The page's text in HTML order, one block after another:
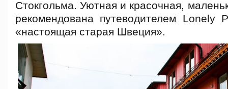
Стокгольма. Уютная и красочная,
рекомендована путеводителем Lonely
«настоящая старая Швеция».